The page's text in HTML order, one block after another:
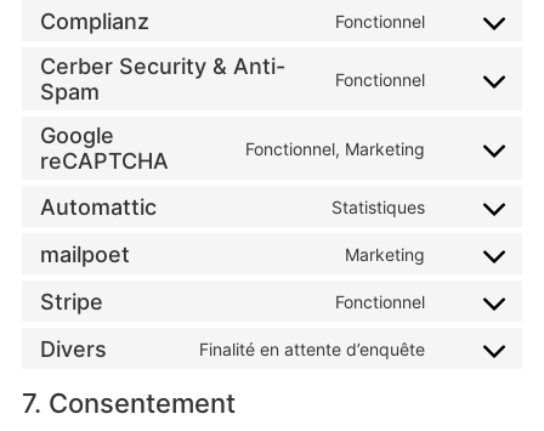
Complianz Fonctionnel
Cerber Security & Anti-
Spam
Fonctionnel
Google
reCAPTCHA
Fonctionnel, Marketing
Automattic Statistiques
mailpoet Marketing
Stripe Fonctionnel
Divers Finalité en attente d’enquête
7. Consentement